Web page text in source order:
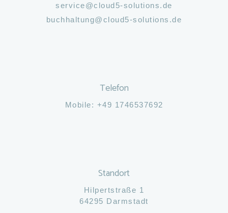
service@cloud5-solutions.de
buchhaltung@cloud5-solutions.de
Telefon
Mobile: +49 1746537692
Standort
Hilpertstraße 1
64295 Darmstadt